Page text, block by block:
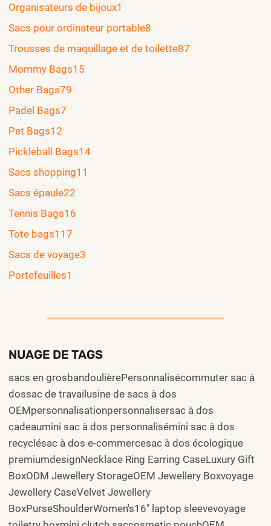
Organisateurs de bijoux1
Sacs pour ordinateur portable8
Trousses de maquillage et de toilette87
Mommy Bags15
Other Bags79
Padel Bags7
Pet Bags12
Pickleball Bags14
Sacs shopping11
Sacs épaule22
Tennis Bags16
Tote bags117
Sacs de voyage3
Portefeuilles1
NUAGE DE TAGS
sacs en grosbandoulièrePersonnalisécommuter sac à
dossac de travailusine de sacs à dos
OEMpersonnalisationpersonnalisersac à dos
cadeaumini sac à dos personnalisémini sac à dos
recyclésac à dos e-commercesac à dos écologique
premiumdesignNecklace Ring Earring CaseLuxury Gift
BoxODM Jewellery StorageOEM Jewellery Boxvoyage
Jewellery CaseVelvet Jewellery
BoxPurseShoulderWomen's16" laptop sleevevoyage